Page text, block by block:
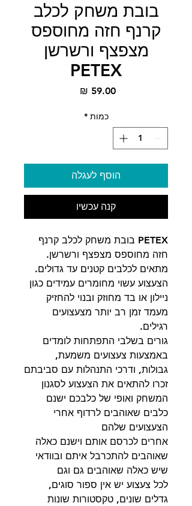
בובת משחק לכלב
קרנף חזה מחוספס
מצפצף ורשרשן
PETEX
‏59.00 ‏₪
כמות *
הוסף לעגלה
קנה עכשיו
PETEX בובת משחק לכלב קרנף
חזה מחוספס מצפצף ורשרשן.
מתאים לכלבים קטנים עד גדולים.
הצעצוע עשוי מחומרים עמידים כגון
ניילון או בד מחוזק ובנוי להחזיק
מעמד זמן רב יותר מצעצועים
רגילים.
גורים בשלבי התפתחות לומדים
באמצעות צעצועים משמעת,
גבולות, ודרכי התנהלות עם סביבתם
זכרו להתאים את הצעצוע לסגנון
המשחק ואופי של כלבכם ישנם
כלבים שאוהבים לרדוף אחרי
הצעצועים שלהם
אחרים לכרסם אותם וישנם כאלה
שאוהבים להתכרבל איתם ובוודאי
שיש כאלה שאוהבים גם וגם
לכל צעצוע יש אין ספור סוגים,
גדלים שונים, טקסטורות שונות